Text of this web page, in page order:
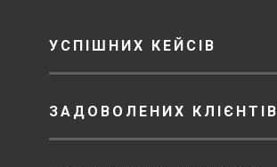
УСПІШНИХ КЕЙСІВ
ЗАДОВОЛЕНИХ КЛІЄНТІВ